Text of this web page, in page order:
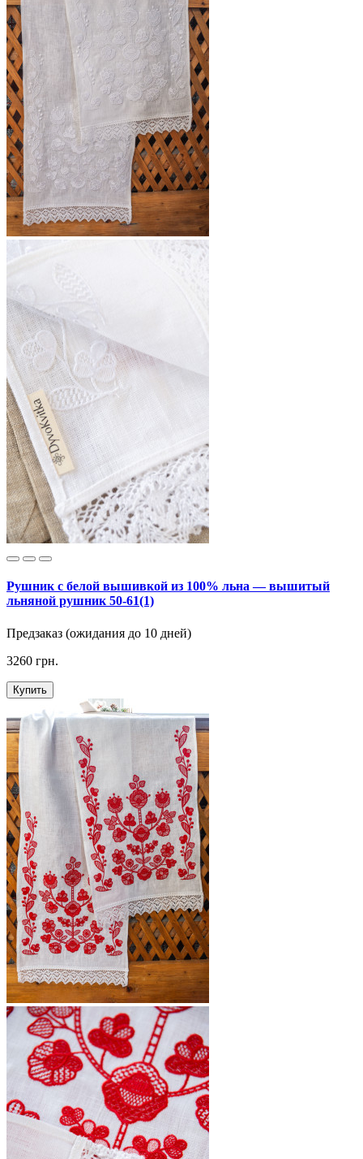
Рушник с белой вышивкой из 100% льна — вышитый
льняной рушник 50-61(1)
Предзаказ (ожидания до 10 дней)
3260 грн.
Купить